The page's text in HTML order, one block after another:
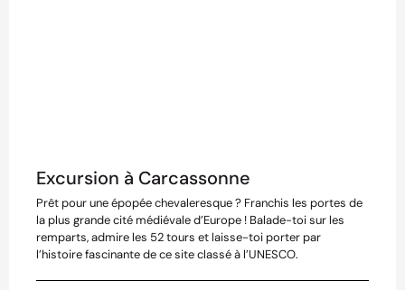
Excursion à Carcassonne
Prêt pour une épopée chevaleresque ? Franchis les portes de
la plus grande cité médiévale d’Europe ! Balade-toi sur les
remparts, admire les 52 tours et laisse-toi porter par
l’histoire fascinante de ce site classé à l’UNESCO.